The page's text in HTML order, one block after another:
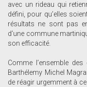
avec un rideau qui
défini, pour qu’elles
résultats ne sont pas
d’une commune
son efficacité.
Comme l’ensemble
Barthélemy Michel
de réagir urgemment à